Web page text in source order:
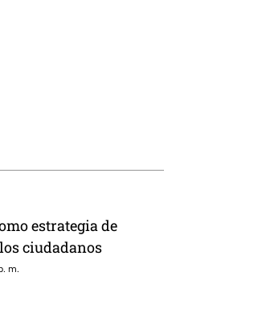
estrategia de
ciudadanos
m.